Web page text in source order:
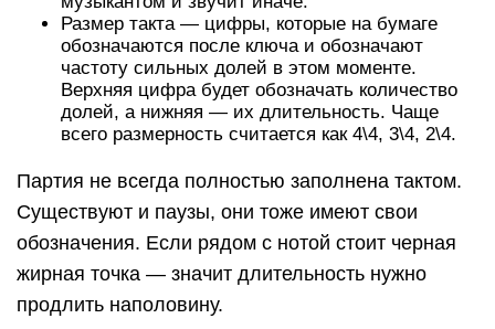
Размер такта — цифры, которые на бумаге
обозначаются после ключа и обозначают
частоту сильных долей в этом моменте.
Верхняя цифра будет обозначать количество
долей, а нижняя — их длительность. Чаще
всего размерность считается как 4\4, 3\4, 2\4.
Партия не всегда полностью заполнена тактом.
Существуют и паузы, они тоже имеют свои
обозначения. Если рядом с нотой стоит черная
жирная точка — значит длительность нужно
продлить наполовину.